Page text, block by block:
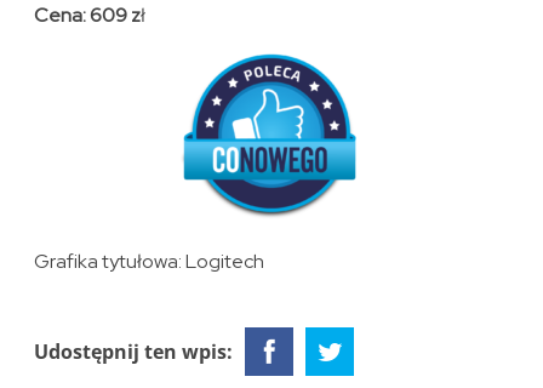
Cena: 609 zł
Grafika tytułowa: Logitech
Udostępnij ten wpis: